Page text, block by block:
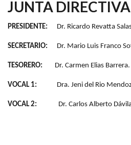
JUNTA
PRESIDENTE: Dr. Ricardo Revatta
SECRETARIO: Dr. Mario Luis Franco
TESORERO: Dr. Carmen Elias Barrera.
VOCAL 1: Dra. Jeni del Rio
VOCAL 2: Dr. Carlos Alberto Dávila